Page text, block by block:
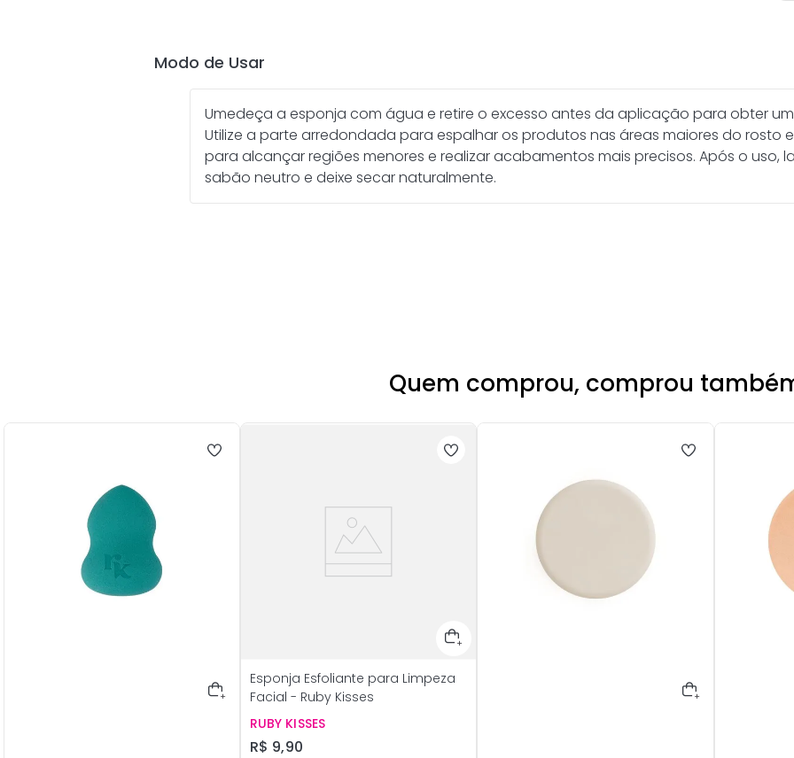
para acabamento
Oval Teardrop:ideal
e alcançar áreas
3D:formato
Modo de Usar
Umedeça a esponja com água e retire o excesso antes da aplicação para obter
Utilize a parte arredondada para espalhar os produtos nas áreas maiores do rosto
para alcançar regiões menores e realizar acabamentos mais precisos. Após o uso,
sabão neutro e deixe secar naturalmente.
Quem comprou, comprou
Esponja Esfoliante para Limpeza
Facial - Ruby Kisses
RUBY KISSES
R$ 9,90